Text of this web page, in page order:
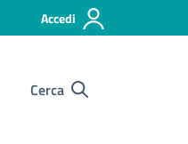
Accedi
Cerca